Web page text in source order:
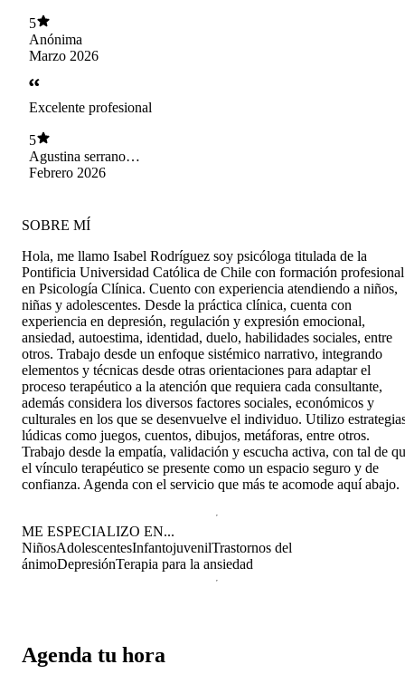
5
Anónima
Marzo 2026
Excelente profesional
5
Agustina serrano
perez
Febrero 2026
Agenda tu hora
SOBRE MÍ
Hola, me llamo Isabel Rodríguez soy psicóloga titulada de la
Pontificia Universidad Católica de Chile con formación profesional
en Psicología Clínica. Cuento con experiencia atendiendo a niños,
niñas y adolescentes. Desde la práctica clínica, cuenta con
experiencia en depresión, regulación y expresión emocional,
ansiedad, autoestima, identidad, duelo, habilidades sociales, entre
otros. Trabajo desde un enfoque sistémico narrativo, integrando
elementos y técnicas desde otras orientaciones para adaptar el
proceso terapéutico a la atención que requiera cada consultante,
además considera los diversos factores sociales, económicos y
culturales en los que se desenvuelve el individuo. Utilizo
lúdicas como juegos, cuentos, dibujos, metáforas, entre otros.
Trabajo desde la empatía, validación y escucha activa, con tal de
el vínculo terapéutico se presente como un espacio seguro y de
confianza. Agenda con el servicio que más te acomode aquí abajo.
ME ESPECIALIZO EN...
NiñosAdolescentesInfantojuvenilTrastornos del
ánimoDepresiónTerapia para la ansiedad